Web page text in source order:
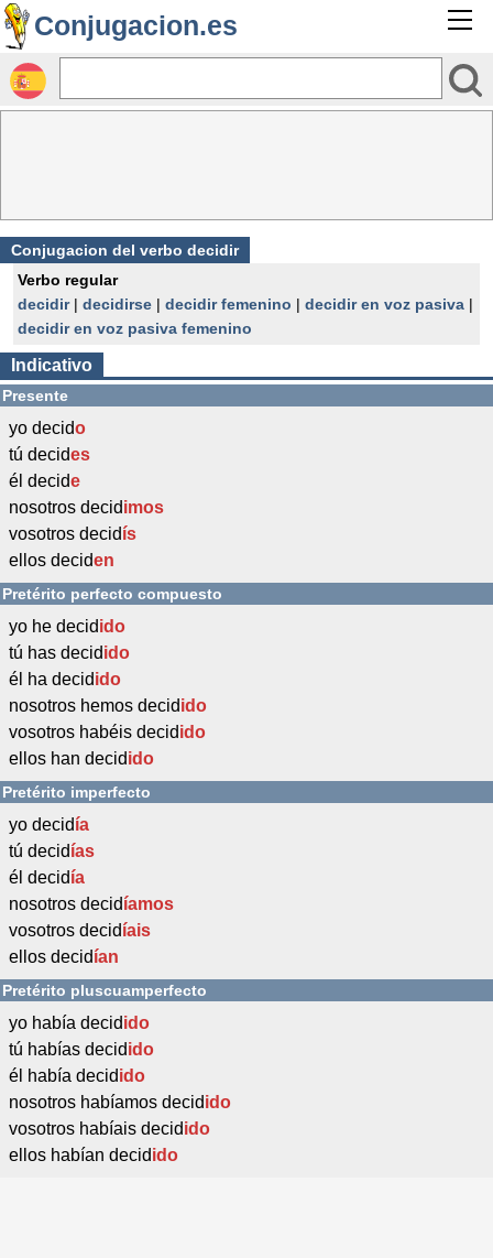
Conjugacion.es
Conjugacion del verbo decidir
Verbo regular
decidir| decidirse | decidir femenino | decidir en voz pasiva |
decidir en voz pasiva femenino
Indicativo
Presente
yo decido
tú decides
él decide
nosotros decidimos
vosotros decidís
ellos deciden
Pretérito perfecto compuesto
yo he decidido
tú has decidido
él ha decidido
nosotros hemos decidido
vosotros habéis decidido
ellos han decidido
Pretérito imperfecto
yo decidía
tú decidías
él decidía
nosotros decidíamos
vosotros decidíais
ellos decidían
Pretérito pluscuamperfecto
yo había decidido
tú habías decidido
él había decidido
nosotros habíamos decidido
vosotros habíais decidido
ellos habían decidido